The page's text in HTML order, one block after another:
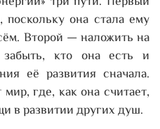
она стала ему
Второй — наложить на
кто она есть и
её развития сначала.
где, как она считает,
в развитии других душ.